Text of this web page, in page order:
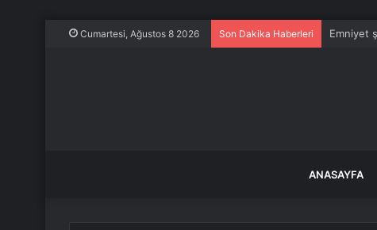
Cumartesi, Ağustos 8 2026 Son Dakika Haberleri Emniyet
ANASAYFA